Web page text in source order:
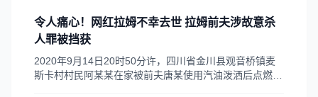
疗。2020年9月30日21时许拉姆经抢救治疗无效死亡。
令人痛心！网红拉姆不幸去世 拉姆前夫涉故意杀
人罪被挡获
2020年9月14日20时50分许，四川省金川县观音桥镇麦
斯卡村村民阿某某在家被前夫唐某使用汽油泼洒后点燃，